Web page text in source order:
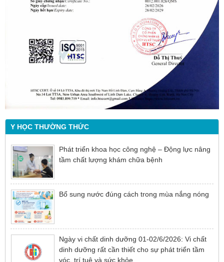
Y HỌC THƯỜNG THỨC
Phát triển khoa học công nghệ – Động lực nâng
tầm chất lượng khám chữa bệnh
Bổ sung nước đúng cách trong mùa nắng nóng
Ngày vi chất dinh dưỡng 01-02/6/2026: Vi chất
dinh dưỡng rất cần thiết cho sự phát triển tầm
vóc, trí tuệ và sức khỏe